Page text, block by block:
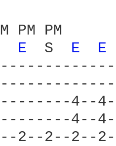
PM PM PM
E S E E
4--
2--2--2--